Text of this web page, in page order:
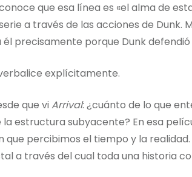
que esa línea es «el alma de
a través de las acciones de Dunk.
precisamente porque Dunk
explícitamente.
que viArrival: ¿cuánto de lo que
estructura subyacente? En esa
que percibimos el tiempo y la
a través del cual toda una historia